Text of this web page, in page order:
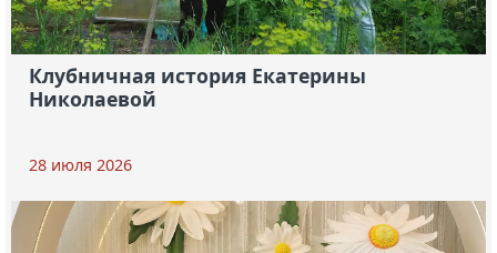
Клубничная история Екатерины
Николаевой
28 июля 2026